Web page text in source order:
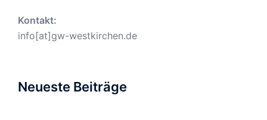
Kontakt:
info[at]gw-westkirchen.de
Neueste Beiträge